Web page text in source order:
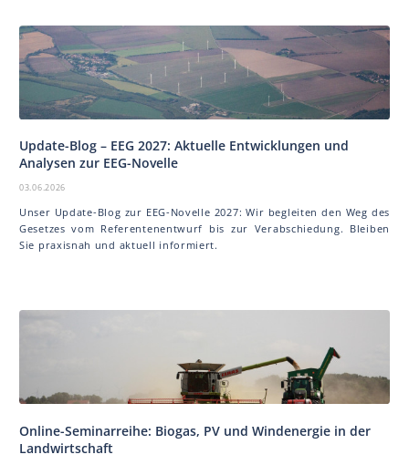
Update-Blog – EEG 2027: Aktuelle Entwicklungen und
Analysen zur EEG-Novelle
03.06.2026
Unser Update-Blog zur EEG-Novelle 2027: Wir begleiten den Weg des
Gesetzes vom Referentenentwurf bis zur Verabschiedung. Bleiben
Sie praxisnah und aktuell informiert.
Online-Seminarreihe: Biogas, PV und Windenergie in der
Landwirtschaft